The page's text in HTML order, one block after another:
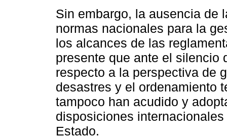
Sin embargo, la ausencia de
normas nacionales para la
los alcances de las
presente que ante el silencio
respecto a la perspectiva de
desastres y el ordenamiento
tampoco han acudido y
disposiciones
Estado.